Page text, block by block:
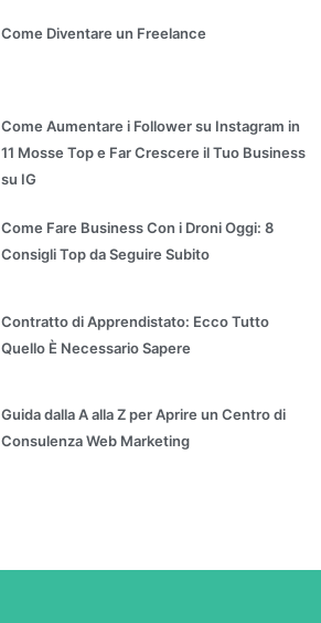
Come Diventare un Freelance
Come Aumentare i Follower su Instagram in
11 Mosse Top e Far Crescere il Tuo Business
su IG
Come Fare Business Con i Droni Oggi: 8
Consigli Top da Seguire Subito
Contratto di Apprendistato: Ecco Tutto
Quello È Necessario Sapere
Guida dalla A alla Z per Aprire un Centro di
Consulenza Web Marketing